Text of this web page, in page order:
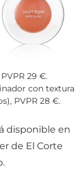
29 €.
con textura
PVPR 28 €.
disponible en
de El Corte